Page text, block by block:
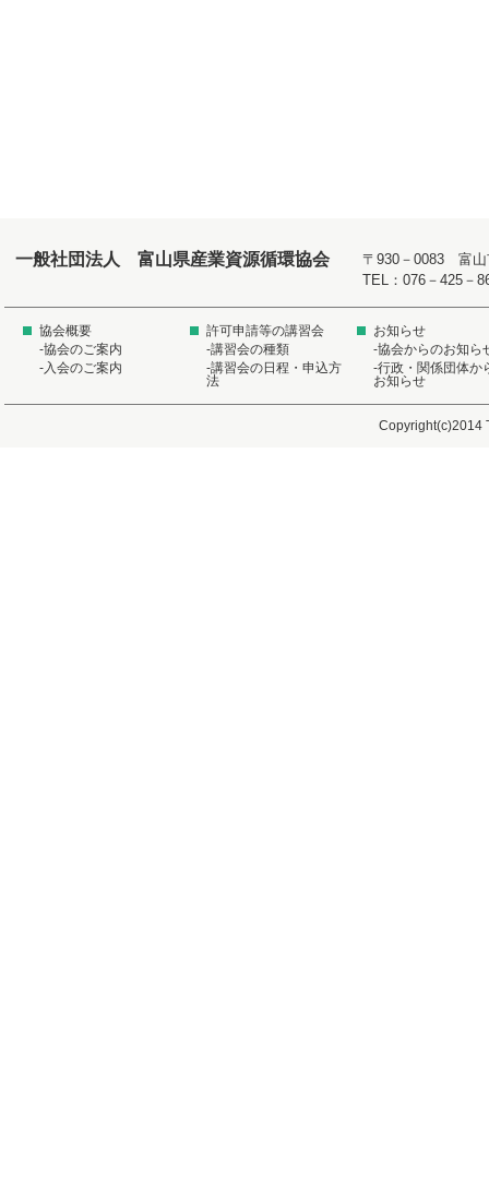
一般社団法人 富山県産業資源循環協会
〒930－0083 富山
TEL：076－425
協会概要
-協会のご案内
-入会のご案内
許可申請等の講習会
-講習会の種類
-講習会の日程・申込方
法
お知らせ
-協会からのお知ら
-行政・関係団体か
お知らせ
Copyright(c)2014